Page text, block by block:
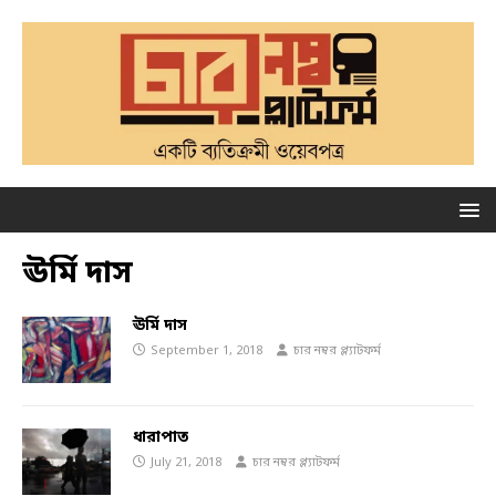
ঊর্মি দাস
ঊর্মি দাস
September 1, 2018 চার নম্বর প্ল্যাটফর্ম
ধারাপাত
July 21, 2018 চার নম্বর প্ল্যাটফর্ম